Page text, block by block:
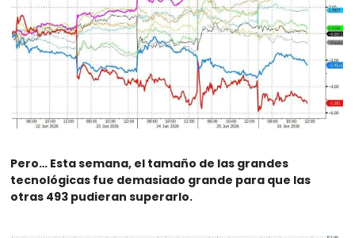
Pero… Esta semana, el tamaño de las grandes
tecnológicas fue demasiado grande para que las
otras 493 pudieran superarlo.